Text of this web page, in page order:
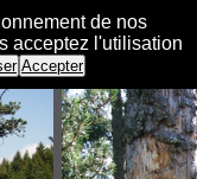
de nos
acceptez l'utilisation
Accepter